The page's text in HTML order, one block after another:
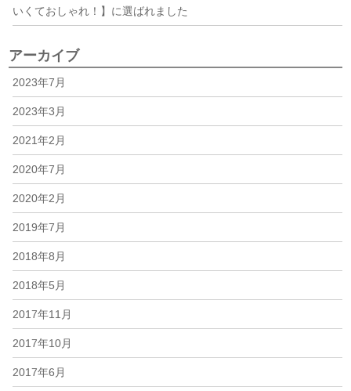
いくておしゃれ！】に選ばれました
アーカイブ
2023年7月
2023年3月
2021年2月
2020年7月
2020年2月
2019年7月
2018年8月
2018年5月
2017年11月
2017年10月
2017年6月